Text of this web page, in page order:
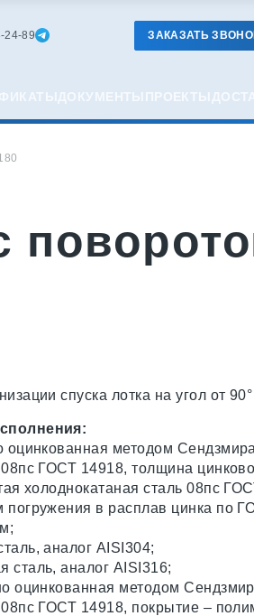
24-89 ЗАКАЗАТЬ
ДОКУМЕНТЫ ПРОЕКТЫ
спуска лотка на угол от
методом Сендзмира
08пс ГОСТ 14918, толщина
холоднокатаная сталь 08пс
погружения в расплав цинка по
аналог AISI304;
аналог AISI316;
оцинкованная методом
08пс ГОСТ 14918, покрытие –